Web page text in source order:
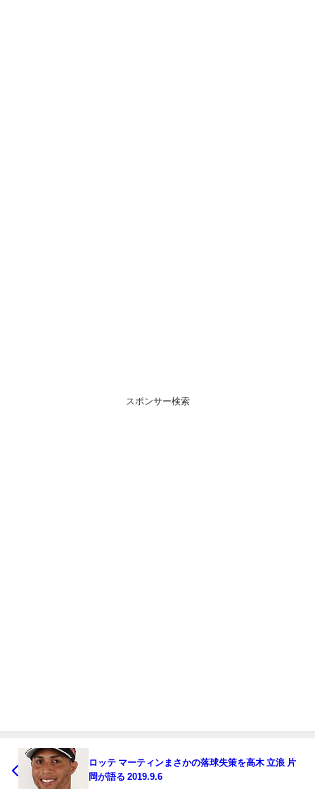
スポンサー検索
ロッテ マーティンまさかの落球失策を高木 立浪 片
岡が語る 2019.9.6